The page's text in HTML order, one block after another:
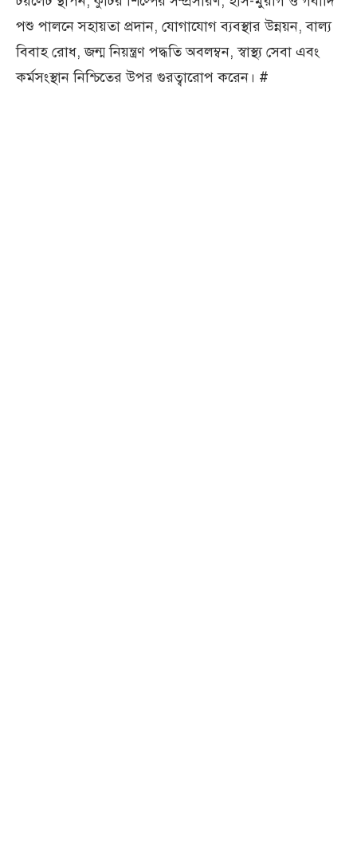
পশু পালনে সহায়তা প্রদান, যোগাযোগ ব্যবস্থার উন্নয়ন, বাল্য
বিবাহ রোধ, জন্ম নিয়ন্ত্রণ পদ্ধতি অবলম্বন, স্বাস্থ্য সেবা এবং
কর্মসংস্থান নিশ্চিতের উপর গুরত্বারোপ করেন। #